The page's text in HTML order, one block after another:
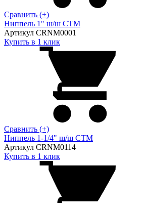
Сравнить (+)
Ниппель 1" ш/ш CTM
Артикул CRNM0001
Купить в 1 клик
Сравнить (+)
Ниппель 1-1/4" ш/ш CTM
Артикул CRNM0114
Купить в 1 клик